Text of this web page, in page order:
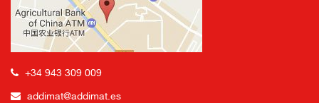
+34 943 309 009
addimat@addimat.es